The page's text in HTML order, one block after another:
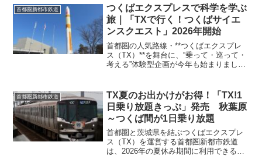
月19日（木）～4月24日（金）の6日で、
運転区間は、秋葉原駅～守谷駅間となっ
ています。また、「つくばエクスプレ
ス」は2026年3月14日に運賃の値上げが
あります。
首都圏新都市鉄道
つくばエクスプレスで科学を学ぶ
旅｜「TXで行く！つくばサイエ
ンスクエスト」2026年開始
首都圏の人気路線・**つくばエクスプレ
ス（TX）**を舞台に、“乗って・巡って・
考える”体験型企画が今年も始まりまし
ンです。この企画は、TX沿線の科学都
市・つくばを舞台に、謎解き感覚で科学
に触れられる無料ガイド企画。2026年版
は、親子はもちろん、大人の鉄道旅にも
ハマる内容に仕上がっています。
首都圏新都市鉄道
TX夏のお出かけがお得！「TX!1
日乗り放題きっぷ」発売 秋葉原
～つくば間が1日乗り放題
首都圏と茨城県を結ぶつくばエクスプレ
ス（TX）を運営する首都圏新都市鉄道
は、2026年の夏休み期間に利用できる